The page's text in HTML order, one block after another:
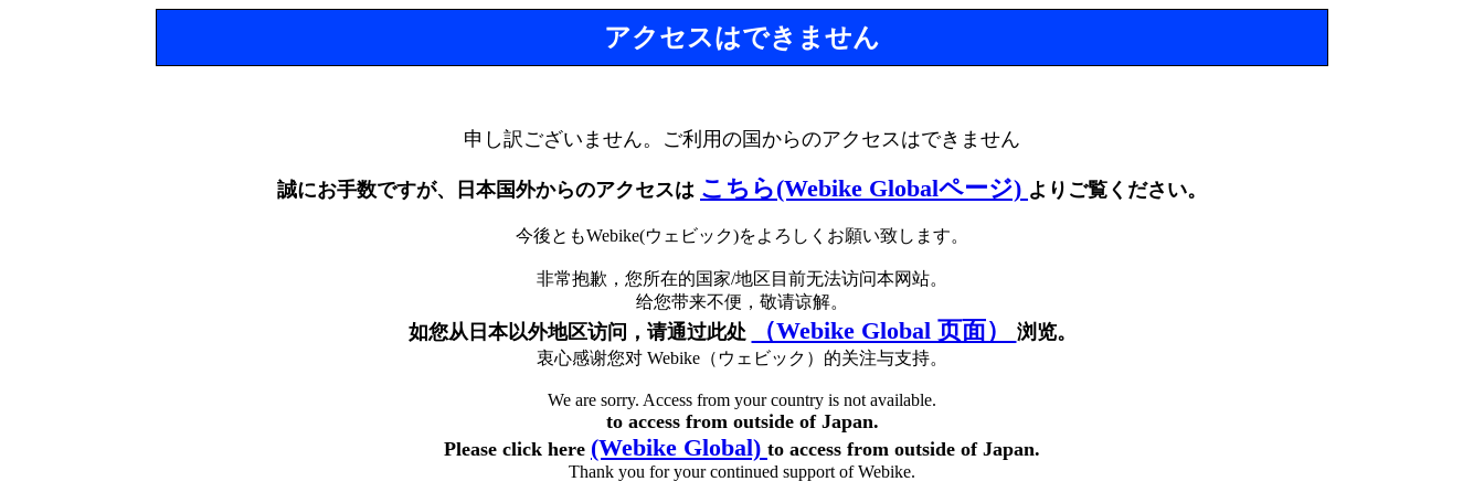
アクセスはできません
申し訳ございません。ご利用の国からのアクセスはできません
誠にお手数ですが、日本国外からのアクセスは こちら(Webike Globalページ) よりご覧ください。
今後ともWebike(ウェビック)をよろしくお願い致します。
非常抱歉，您所在的国家/地区目前无法访问本网站。
给您带来不便，敬请谅解。
如您从日本以外地区访问，请通过此处 （Webike Global 页面） 浏览。
衷心感谢您对 Webike（ウェビック）的关注与支持。
We are sorry. Access from your country is not available.
to access from outside of Japan.
Please click here (Webike Global) to access from outside of Japan.
Thank you for your continued support of Webike.